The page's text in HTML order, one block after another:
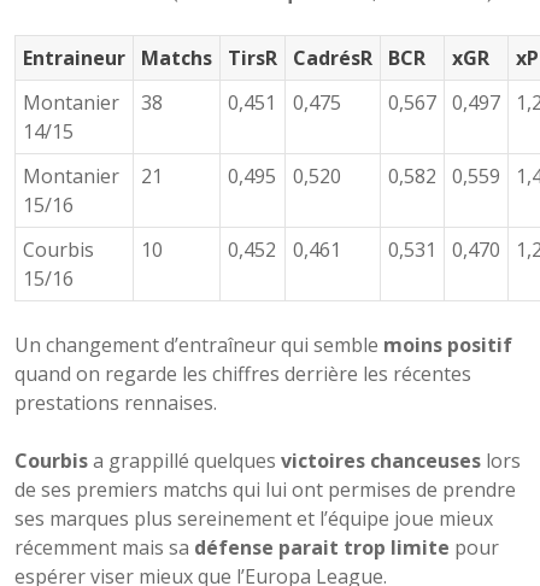
Entraineur Matchs TirsR CadrésR BCR xGR
Montanier
14/15
38 0,451 0,475 0,567 0,497
Montanier
15/16
21 0,495 0,520 0,582 0,559
Courbis
15/16
10 0,452 0,461 0,531 0,470
Un changement d’entraîneur qui semble moins positif
quand on regarde les chiffres derrière les récentes
prestations rennaises.
Courbisa grappillé quelques victoires chanceuses lors
de ses premiers matchs qui lui ont permises de prendre
ses marques plus sereinement et l’équipe joue mieux
récemment mais sa défense parait trop limite pour
espérer viser mieux que l’Europa League.